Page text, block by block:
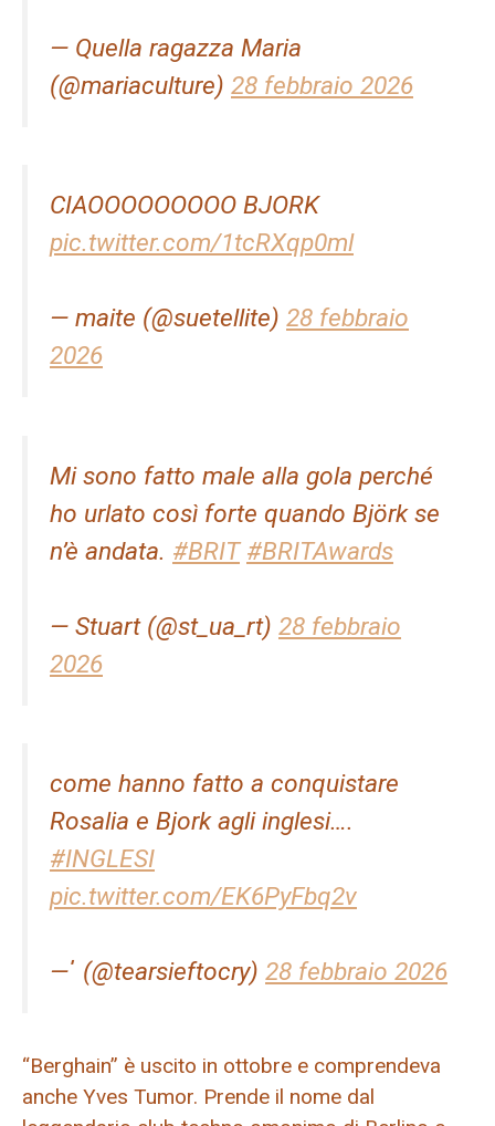
— Quella ragazza Maria
(@mariaculture) 28 febbraio 2026
CIAOOOOOOOOO BJORK
pic.twitter.com/1tcRXqp0ml
— maite (@suetellite) 28 febbraio
2026
Mi sono fatto male alla gola perché
ho urlato così forte quando Björk se
n’è andata. #BRIT #BRITAwards
— Stuart (@st_ua_rt) 28 febbraio
2026
come hanno fatto a conquistare
Rosalia e Bjork agli inglesi….
#INGLESI
pic.twitter.com/EK6PyFbq2v
— ່ (@tearsieftocry) 28 febbraio 2026
“Berghain” è uscito in ottobre e comprendeva
anche Yves Tumor. Prende il nome dal